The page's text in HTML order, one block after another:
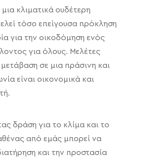
κλιματικά ουδέτερη
τόσο επείγουσα πρόκληση
για την οικοδόμηση ενός
για όλους. Μελέτες
μετάβαση σε μια πράσινη και
είναι οικονομικά και
δράση για το κλίμα και το
από εμάς μπορεί να
και την προστασία